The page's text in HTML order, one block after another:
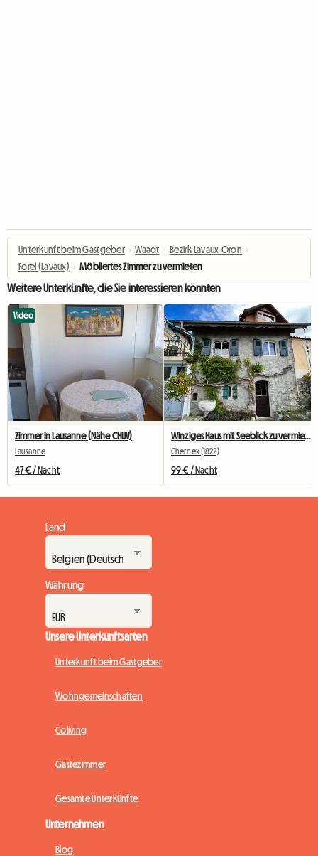
Unterkunft beim Gastgeber › Waadt › Bezirk Lavaux-Oron ›
Forel (Lavaux) › Möbliertes Zimmer zu vermieten
Weitere Unterkünfte, die Sie interessieren könnten
Video
Zimmer in Lausanne (Nähe CHUV)
Lausanne
47 € / Nacht
Winziges Haus mit Seeblick zu vermieten
Chernex (1822)
99 € / Nacht
Land
Währung
Unsere Unterkunftsarten
Unterkunft beim Gastgeber
Wohngemeinschaften
Coliving
Gästezimmer
Gesamte Unterkünfte
Unternehmen
Blog